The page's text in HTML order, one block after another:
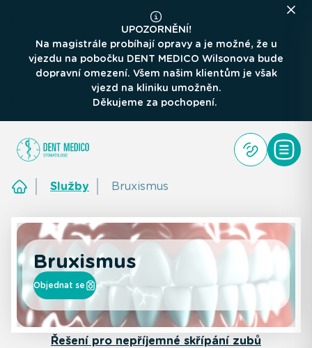
UPOZORNĚNÍ!
Na magistrále probíhají opravy a je možné, že u
vjezdu na pobočku DENT MEDICO Wilsonova bude
dopravní omezení. Všem našim klientům je však
vjezd na kliniku umožněn.
Děkujeme za pochopení.
Služby Bruxismus
Bruxismus
Objednat se
Řešení pro nepříjemné skřípání zubů